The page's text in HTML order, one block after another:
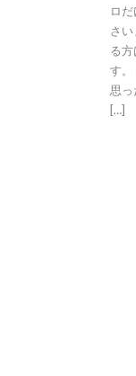
ロ
さ
る
す。
思
[…]